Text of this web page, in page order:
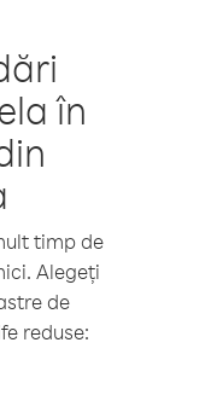
în
timp de
Alegeți
de
reduse: